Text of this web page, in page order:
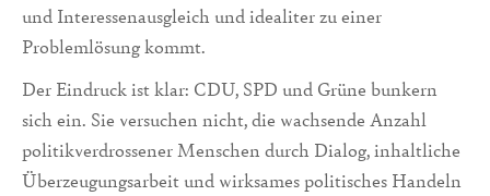
und Interessenausgleich und idealiter zu einer
Problemlösung kommt.
Der Eindruck ist klar: CDU, SPD und Grüne bunkern
sich ein. Sie versuchen nicht, die wachsende Anzahl
politikverdrossener Menschen durch Dialog, inhaltliche
Überzeugungsarbeit und wirksames politisches Handeln